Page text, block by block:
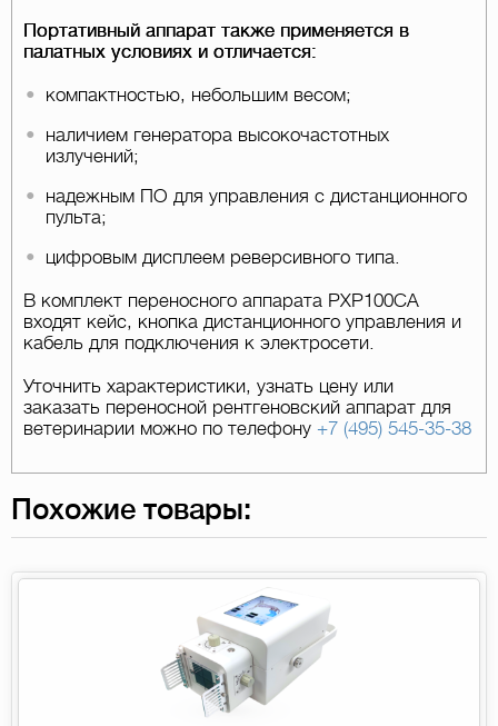
Портативный аппарат также применяется в
палатных условиях и отличается:
компактностью, небольшим весом;
наличием генератора высокочастотных
излучений;
надежным ПО для управления с дистанционного
пульта;
цифровым дисплеем реверсивного типа.
В комплект переносного аппарата PXP100CA
входят кейс, кнопка дистанционного управления и
кабель для подключения к электросети.
Уточнить характеристики, узнать цену или
заказать переносной рентгеновский аппарат для
ветеринарии можно по телефону +7 (495) 545-35-38
Похожие товары: